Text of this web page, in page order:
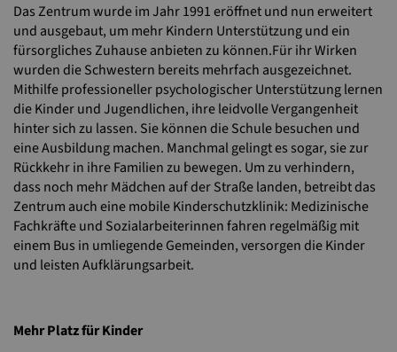
Das Zentrum wurde im Jahr 1991 eröffnet und nun erweitert
und ausgebaut, um mehr Kindern Unterstützung und ein
fürsorgliches Zuhause anbieten zu können.Für ihr Wirken
wurden die Schwestern bereits mehrfach ausgezeichnet.
Mithilfe professioneller psychologischer Unterstützung lernen
die Kinder und Jugendlichen, ihre leidvolle Vergangenheit
hinter sich zu lassen. Sie können die Schule besuchen und
eine Ausbildung machen. Manchmal gelingt es sogar, sie zur
Rückkehr in ihre Familien zu bewegen. Um zu verhindern,
dass noch mehr Mädchen auf der Straße landen, betreibt das
Zentrum auch eine mobile Kinderschutzklinik: Medizinische
Fachkräfte und Sozialarbeiterinnen fahren regelmäßig mit
einem Bus in umliegende Gemeinden, versorgen die Kinder
und leisten Aufklärungsarbeit.
Mehr Platz für Kinder